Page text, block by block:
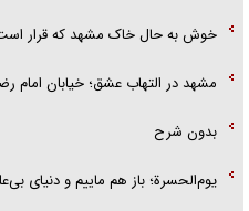
خوش به حال خاک مشهد که قرار
مشهد در التهاب عشق؛ خیابان امام
بدون شرح
یوم‌الحسرة؛ باز هم ماییم و دنیای